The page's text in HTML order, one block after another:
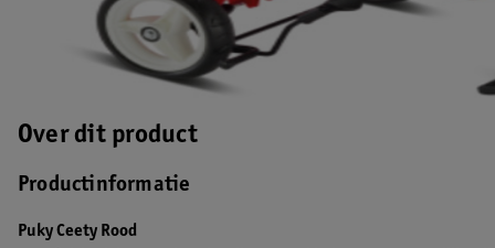
Over dit product
Productinformatie
Puky Ceety Rood